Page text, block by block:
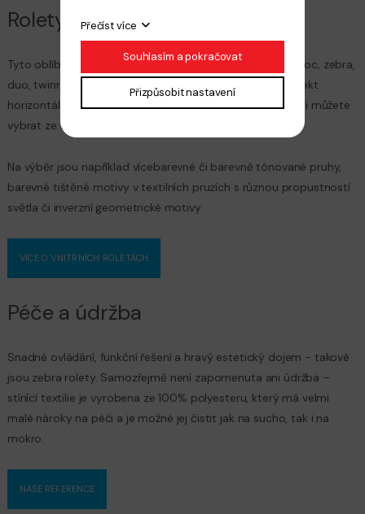
Rolety mnoha názvů
Tyto oblíbené rolety mají různé názvy – zmíněné den a noc, zebra,
duo, twinroll nebo duette. Nejčastěji se používá právě efekt
horizontálních pruhů ve dvou odstínech, ale tyto rolety si můžete
vybrat ze spousta designů.
Na výběr jsou například vícebarevné či barevně tónované pruhy,
barevné tištěné motivy v textilních pruzích s různou propustností
světla či inverzní geometrické motivy.
VÍCE O VNITŘNÍCH ROLETÁCH
Péče a údržba
Snadné ovládání, funkční řešení a hravý estetický dojem - takové
jsou zebra rolety. Samozřejmě není zapomenuta ani údržba –
stínící textilie je vyrobena ze 100% polyesteru, který má velmi
malé nároky na péči a je možné jej čistit jak na sucho, tak i na
mokro.
NAŠE REFERENCE
Přečíst více
Souhlasím a pokračovat
Přizpůsobit nastavení